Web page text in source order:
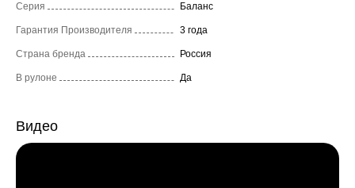
Серия Баланс
Гарантия Производителя 3 года
Страна бренда Россия
В рулоне Да
Видео